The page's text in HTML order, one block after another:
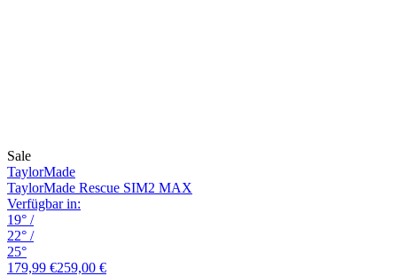
Sale
TaylorMade
TaylorMade Rescue SIM2 MAX
Verfügbar in:
19° /
22° /
25°
179,99 €259,00 €